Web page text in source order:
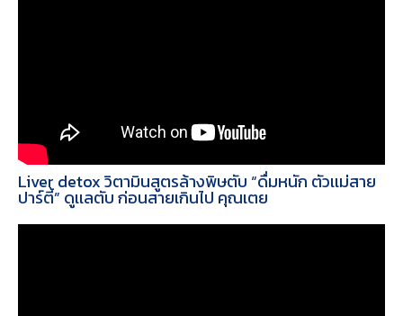
Liver detox วิตามินสูตรล้างพิษตับ “ดื่มหนัก ตัวเเม่สาย
ปาร์ตี้” ดูเเลตับ ก่อนสายเกินไป คุณเตย